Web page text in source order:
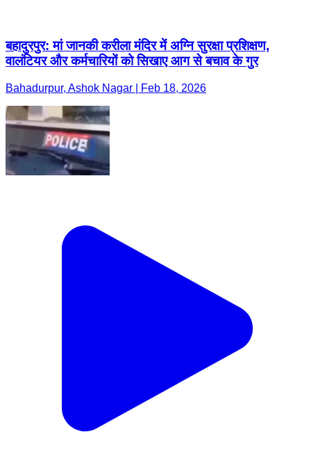
बहादुरपुर: मां जानकी करीला मंदिर में अग्नि सुरक्षा प्रशिक्षण,
वालंटियर और कर्मचारियों को सिखाए आग से बचाव के गुर
Bahadurpur, Ashok Nagar | Feb 18, 2026